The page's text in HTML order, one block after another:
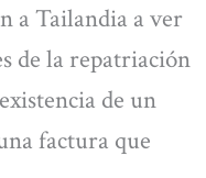
a Tailandia a ver
de la repatriación
de un
factura que